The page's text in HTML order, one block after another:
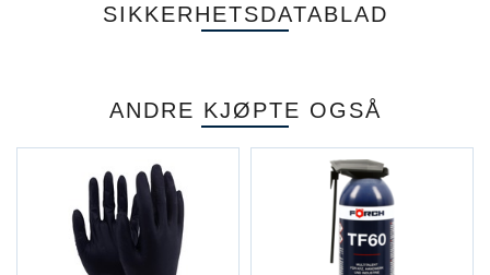
SIKKERHETSDATABLAD
ANDRE KJØPTE OGSÅ